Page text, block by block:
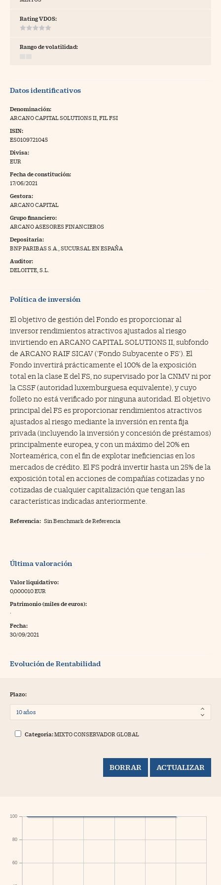
Pyme
a Cinco Días
Rating VDOS:
Rango de volatilidad:
Datos identificativos
Denominación:
ARCANO CAPITAL SOLUTIONS II, FIL FSI
ISIN:
ES0109721045
Divisa:
EUR
Fecha de constitución:
17/06/2021
Gestora:
ARCANO CAPITAL
Grupo financiero:
ARCANO ASESORES FINANCIEROS
Depositaria:
BNP PARIBAS S.A., SUCURSAL EN ESPAÑA
Auditor:
DELOITTE, S.L.
Política de inversión
El objetivo de gestión del Fondo es proporcionar al
inversor rendimientos atractivos ajustados al riesgo
invirtiendo en ARCANO CAPITAL SOLUTIONS II, subfondo
de ARCANO RAIF SICAV ('Fondo Subyacente o FS'). El
Fondo invertirá prácticamente el 100% de la exposición
total en la clase E del FS, no supervisado por la CNMV ni por
la CSSF (autoridad luxemburguesa equivalente), y cuyo
folleto no está verificado por ninguna autoridad. El objetivo
principal del FS es proporcionar rendimientos atractivos
ajustados al riesgo mediante la inversión en renta fija
privada (incluyendo la inversión y concesión de préstamos)
principalmente europea, y con un máximo del 20% en
Norteamérica, con el fin de explotar ineficiencias en los
mercados de crédito. El FS podrá invertir hasta un 25% de la
exposición total en acciones de compañías cotizadas y no
cotizadas de cualquier capitalización que tengan las
características indicadas anteriormente.
Referencia: Sin Benchmark de Referencia
Última valoración
Valor liquidativo:
0,000010 EUR
Patrimonio (miles de euros):
·
Fecha:
30/09/2021
Evolución de Rentabilidad
Plazo:
Categoría:MIXTO CONSERVADOR GLOBAL
60
80
100